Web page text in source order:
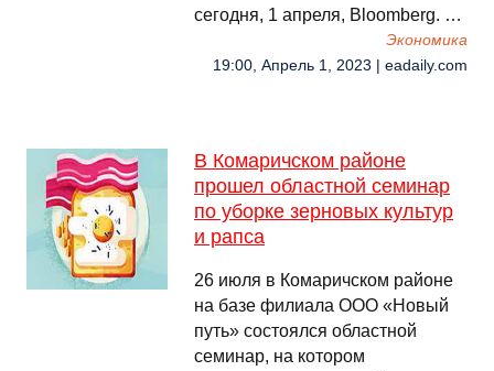
сегодня, 1 апреля, Bloomberg. …
Экономика
19:00, Апрель 1, 2023 | eadaily.com
В Комаричском районе
прошел областной семинар
по уборке зерновых культур
и рапса
26 июля в Комаричском районе
на базе филиала ООО «Новый
путь» состоялся областной
семинар, на котором